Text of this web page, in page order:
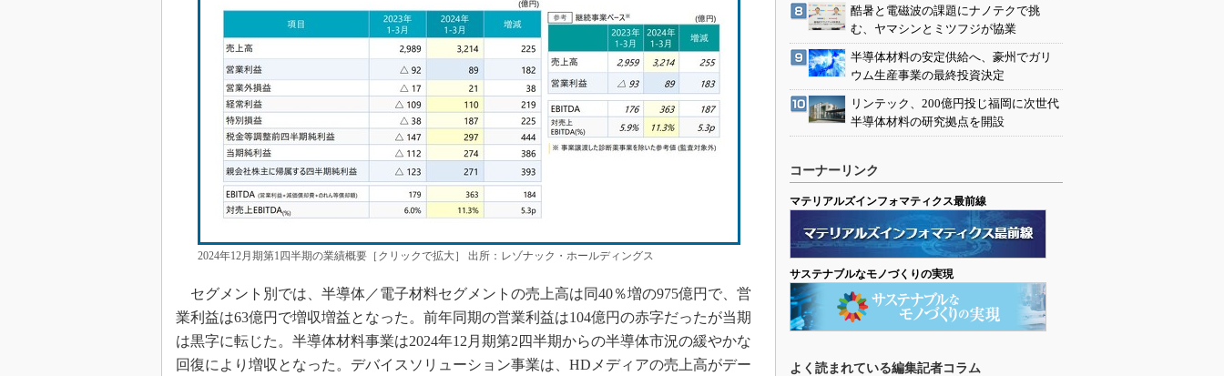
グローバル設計・開発
制御セキュリティ
新型コロナへの対応
2024年12月期第1四半期の業績概要［クリックで拡大］ 出所：レゾナック・ホールディングス
セグメント別では、半導体／電子材料セグメントの売上高は同40％増の975億円で、営
業利益は63億円で増収増益となった。前年同期の営業利益は104億円の赤字だったが当期
は黒字に転じた。半導体材料事業は2024年12月期第2四半期からの半導体市況の緩やかな
回復により増収となった。デバイスソリューション事業は、HDメディアの売上高がデー
酷暑と電磁波の課題にナノテクで挑
む、ヤマシンとミツフジが協業
半導体材料の安定供給へ、豪州でガリ
ウム生産事業の最終投資決定
リンテック、200億円投じ福岡に次世代
半導体材料の研究拠点を開設
コーナーリンク
マテリアルズインフォマティクス最前線
サステナブルなモノづくりの実現
よく読まれている編集記者コラム